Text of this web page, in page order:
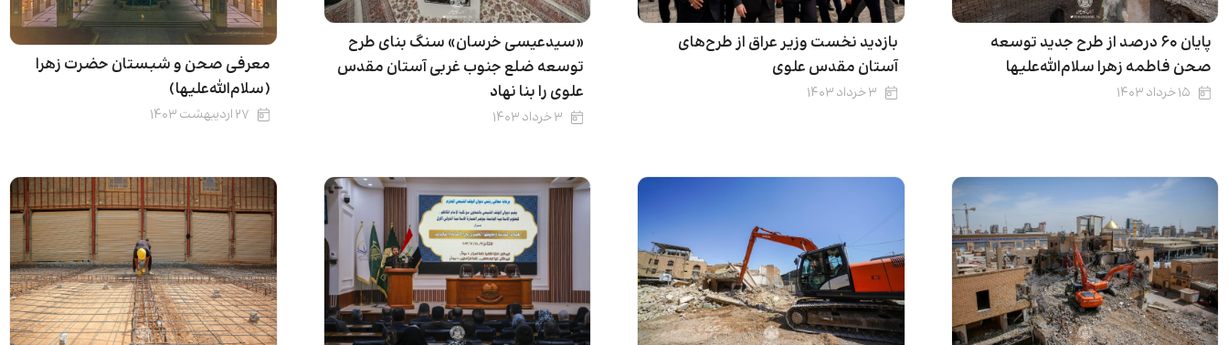
پایان ۶۰ درصد از طرح جدید توسعه
صحن فاطمه زهرا سلام‌الله‌علیها
۱۵ خرداد ۱۴۰۳
بازدید نخست ‌وزیر عراق از طرح‌های
آستان مقدس علوی
۳ خرداد ۱۴۰۳
«سیدعیسی خرسان» سنگ بنای طرح
توسعه ضلع جنوب غربی آستان مقدس
علوی را بنا نهاد
۳ خرداد ۱۴۰۳
معرفی صحن و شبستان حضرت زهرا
(سلام‌الله‌علیها)
۲۷ اردیبهشت ۱۴۰۳